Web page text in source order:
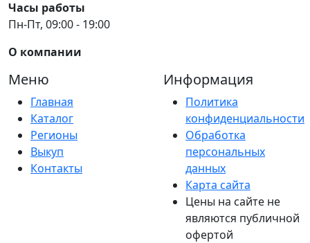
Часы работы
Пн-Пт, 09:00 - 19:00
О компании
Меню
Главная
Каталог
Регионы
Выкуп
Контакты
Информация
Политика
конфиденциальности
Обработка
персональных
данных
Карта сайта
Цены на сайте не
являются публичной
офертой